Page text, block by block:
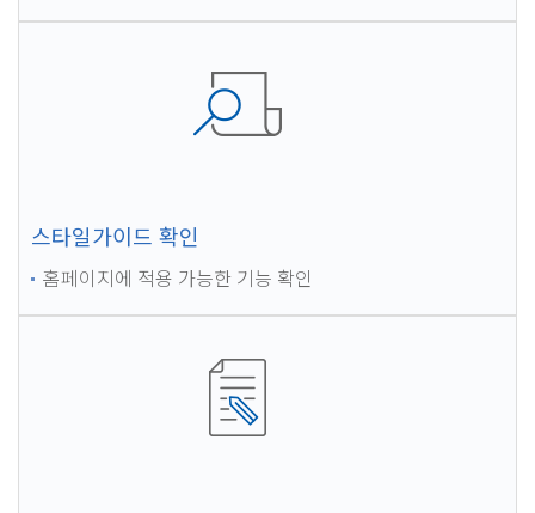
스타일가이드 확인
홈페이지에 적용 가능한 기능 확인